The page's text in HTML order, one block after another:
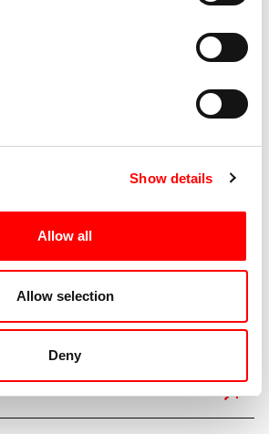
Show details
Allow all
Allow selection
Deny
12/09 H 18:30
Kids incontra Hélène